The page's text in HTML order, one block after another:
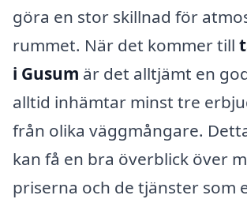
göra en stor skillnad för
rummet. När det kommer till
i Gusum är det alltjämt en
alltid inhämtar minst tre
från olika väggmångare.
kan få en bra överblick över
priserna och de tjänster som